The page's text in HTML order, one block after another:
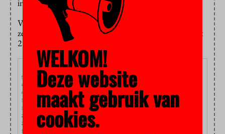
internationals is dat 11 procent.
Van de Nederlandse bachelorstudenten stopt slechts
zes procent binnen een jaar met studeren. Wel switcht
28 procent van opleiding.
WELKOM!
Deze website
maakt gebruik van
cookies.